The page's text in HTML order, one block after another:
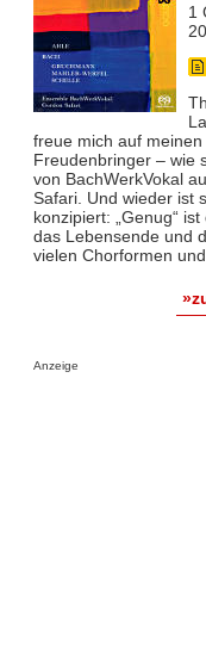
1
freue mich auf
Freudenbringer – wie
von BachWerkVokal
Safari. Und wieder ist
konzipiert: „Genug“
das Lebensende und
vielen Chorformen
Anzeige